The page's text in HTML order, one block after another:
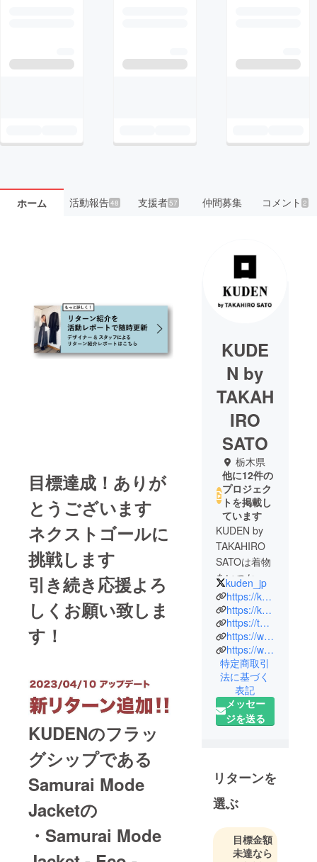
ホーム 活動報告48 支援者57 仲間募集 コメント 2
目標達成！ありが
とうございます
ネクストゴールに
挑戦します
引き続き応援よろ
しくお願い致しま
す！
KUDENのフラッ
グシップである
Samurai Mode
Jacketの
・Samurai Mode
KUDE
N by
TAKAH
IRO
SATO
栃木県
他に12件の
プロジェク
トを掲載し
ています
KUDEN by
TAKAHIRO
SATOは着物
をいつか着
てみたい、
着物は着れ
るけど忙し
くてなかな
か着物を着
られない人
の為に”着物
を愛する人
のための洋
ドブラン
ド。
素材とシル
エットにと
ことんこだ
kuden_jp
https://ku-den.jp/ja
https://ku-den.jp/ja/pages/charity2021
https://twitter.com/kuden_jp
https://www.instagram.com/kuden_jp/
https://www.youtube.com/channel/UClwMkfFXcmqji45-moZKJEQ?view_as=subscriber
特定商取引
法に基づく
表記
メッセー
ジを送る
リターンを
選ぶ
目標金額
未達なら